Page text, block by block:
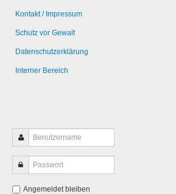
Kontakt / Impressum
Schutz vor Gewalt
Datenschutzerklärung
Interner Bereich
Angemeldet bleiben